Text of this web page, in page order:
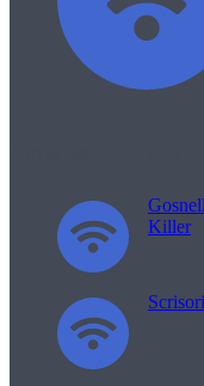
Killer